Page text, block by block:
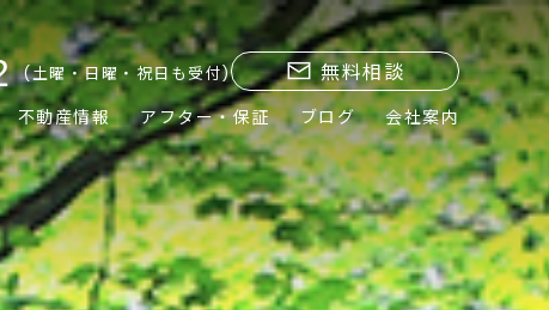
(土曜・日曜・祝日も受付) 無料相談
不動産情報 アフター・保証 ブログ 会社案内